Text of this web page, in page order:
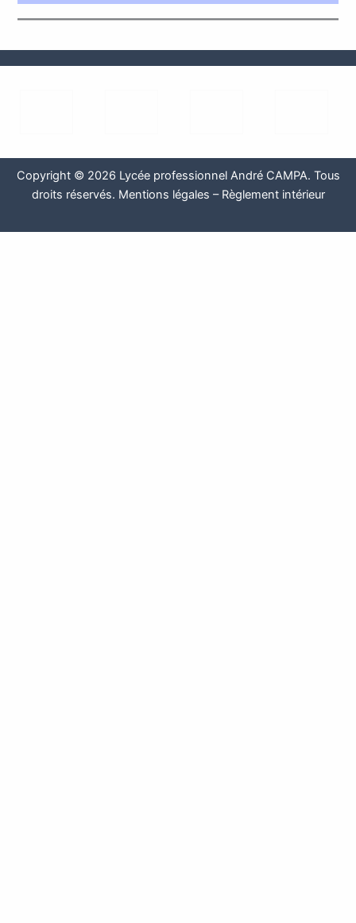
Copyright © 2026 Lycée professionnel André CAMPA. Tous
droits réservés. Mentions légales – Règlement intérieur